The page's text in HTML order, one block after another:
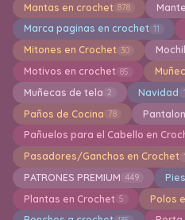
Mantas en crochet 878
Marca paginas en crochet 11
Mitones en Crochet 30
Motivos en crochet 85
Muñecas de tela 2 Navidad
Paños de Cocina 78
Pañuelos para el Cabello en
Pasadores/Ganchos en Crochet 1
PATRONES PREMIUM 449
Plantas en Crochet 5 Polos